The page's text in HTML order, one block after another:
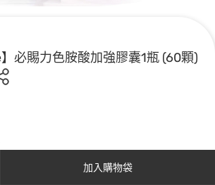
必賜力色胺酸加強膠囊1瓶 (60顆)
加入購物袋